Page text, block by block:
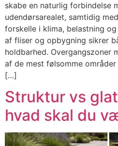
skabe en naturlig forbindelse
udendørsarealet, samtidig
forskelle i klima, belastning
af fliser og opbygning sikrer
holdbarhed. Overgangszoner
af de mest følsomme
[…]
Struktur vs
hvad skal du